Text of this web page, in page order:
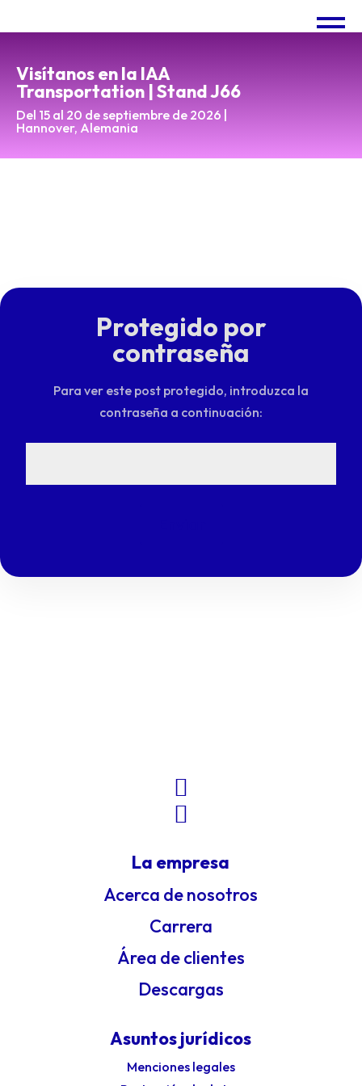
Visítanos en la IAA
Transportation | Stand J66
Del 15 al 20 de septiembre de 2026 |
Hannover, Alemania
Protegido por
contraseña
Para ver este post protegido, introduzca la
contraseña a continuación:


La empresa
Acerca de nosotros
Carrera
Área de clientes
Descargas
Asuntos jurídicos
Menciones legales